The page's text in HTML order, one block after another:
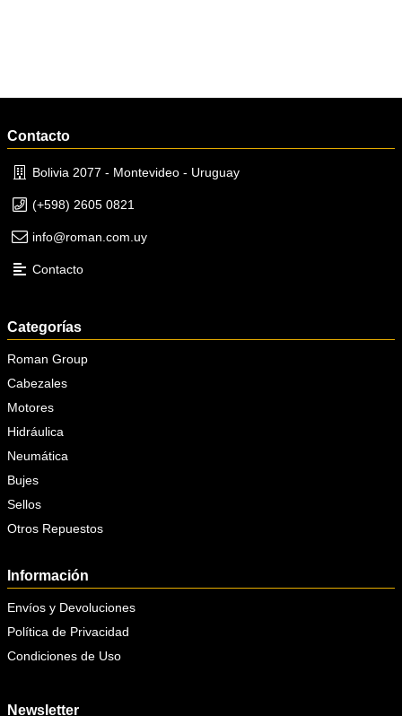
Contacto
Bolivia 2077 - Montevideo - Uruguay
(+598) 2605 0821
info@roman.com.uy
Contacto
Categorías
Roman Group
Cabezales
Motores
Hidráulica
Neumática
Bujes
Sellos
Otros Repuestos
Información
Envíos y Devoluciones
Política de Privacidad
Condiciones de Uso
Newsletter